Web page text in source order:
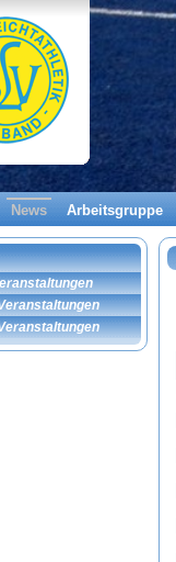
News Arbeitsgruppe